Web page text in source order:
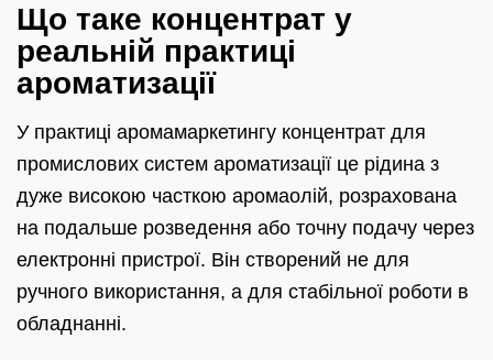
Що таке концентрат у
реальній практиці
ароматизації
У практиці аромамаркетингу концентрат для
промислових систем ароматизації це рідина з
дуже високою часткою аромаолій, розрахована
на подальше розведення або точну подачу через
електронні пристрої. Він створений не для
ручного використання, а для стабільної роботи в
обладнанні.